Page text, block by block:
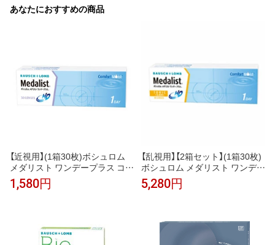
あなたにおすすめの商品
【近視用】(1箱30枚)ボシュロム
メダリスト ワンデープラス コン
タクトレンズ[medalist-1dayplu
s][BL]*
1,580円
【乱視用】【2箱セット】(1箱30枚)
ボシュロム メダリスト ワンデー
プラス 乱視用 コンタクトレンズ
[medalist-1dayplus-tr][BL]
5,280円